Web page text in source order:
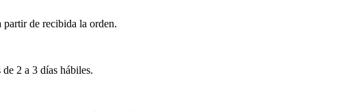
partir de recibida la orden.
2 a 3 días hábiles.